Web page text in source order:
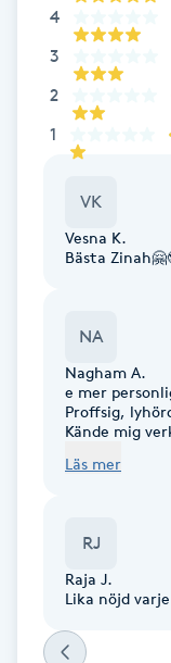
Extensions
Extensions
Face framing
Fet hårbotten
Fettreducering
4
3
2
1
VK
Vesna K.
Bästa
NA
Nagham A.
e mer personlig Så nöjd efter dagens
Proffsig,
Kände mig
Läs mer
RJ
Raja J.
Lika nöjd